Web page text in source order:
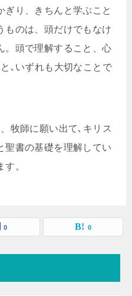
ぎり、きちんと学ぶこと
ものは、頭だけでもなけ
。頭で理解すること、心
､いずれも大切なことで
牧師に願い出て､キリス
聖書の基礎を理解してい
。
0 0